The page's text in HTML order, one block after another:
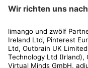
Kundenservice